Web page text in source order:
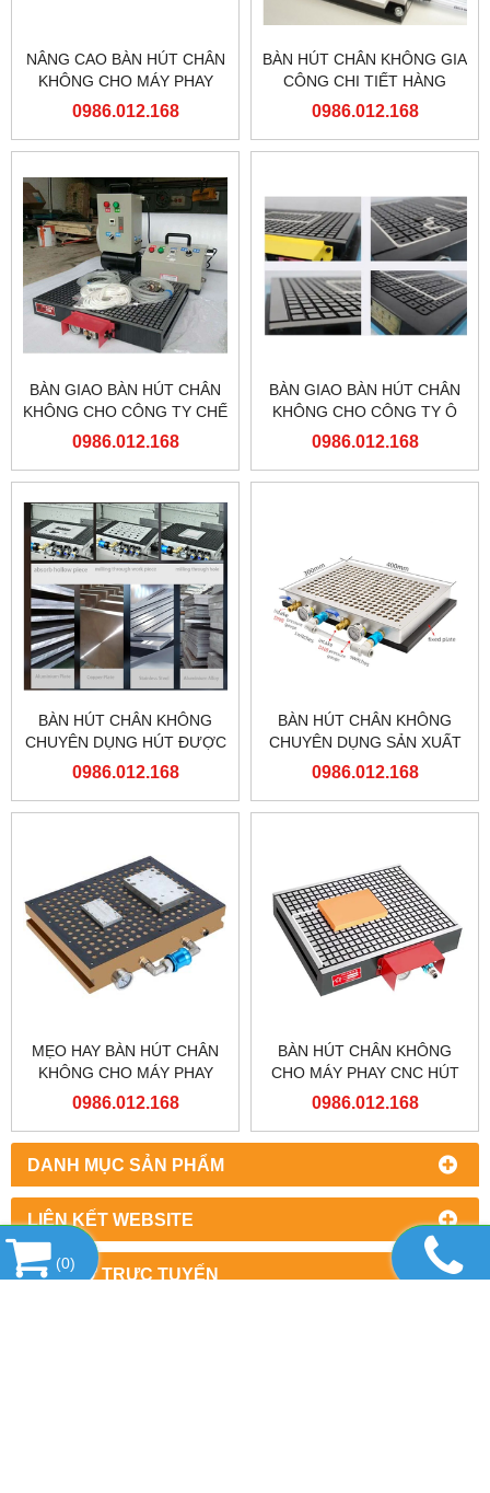
DANH MỤC SẢN PHẨM
LIÊN KẾT WEBSITE
HỖ TRỢ TRỰC TUYẾN
NÂNG CAO BÀN HÚT CHÂN
KHÔNG CHO MÁY PHAY
CNC
0986.012.168
BÀN HÚT CHÂN KHÔNG GIA
CÔNG CHI TIẾT HÀNG
LOẠT LỚN
0986.012.168
BÀN GIAO BÀN HÚT CHÂN
KHÔNG CHO CÔNG TY CHẾ
TẠO MÁY AN BÌNH HẢI
0986.012.168
BÀN GIAO BÀN HÚT CHÂN
KHÔNG CHO CÔNG TY Ô
TÔ HYUNDAI
0986.012.168
BÀN HÚT CHÂN KHÔNG
CHUYÊN DỤNG HÚT ĐƯỢC
CHI TIẾT NHỎ VÀ GIA
0986.012.168
BÀN HÚT CHÂN KHÔNG
CHUYÊN DỤNG SẢN XUẤT
HÀNG LOẠT LỚN
0986.012.168
MẸO HAY BÀN HÚT CHÂN
KHÔNG CHO MÁY PHAY
CNC VACUUM CHUCK.
0986.012.168
BÀN HÚT CHÂN KHÔNG
CHO MÁY PHAY CNC HÚT
MỌI LOẠI VẬT LIỆU
0986.012.168
(0)